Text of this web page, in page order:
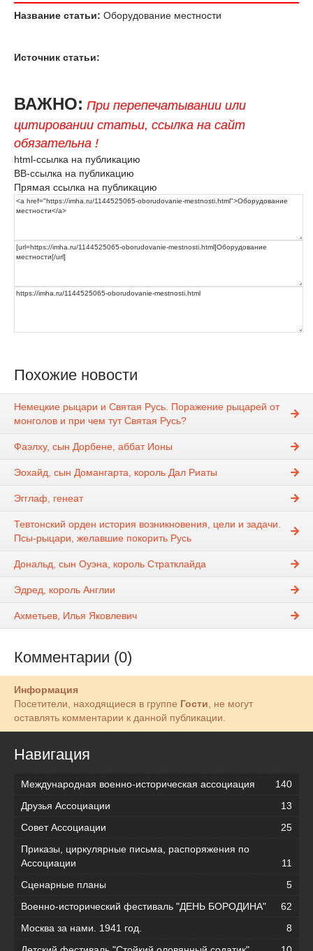
Название статьи: Оборудование местности
Источник статьи:
ВАЖНО: При перепечатывании или
цитировании статьи, ссылка на сайт
обязательна !
html-ссылка на публикацию
BB-ссылка на публикацию
Прямая ссылка на публикацию
Похожие новости
Немецкие рыцари и Святая Русь. Поражение рыцарей от
монголов и при чем тут Святая Русь?
Фаэлху, сын Дорбене, аббат Ионы
Эохайд, сын Домангарта, король Дал Риаты
Эгглаф, генеат
Тевтонский орден история возникновения, цели и задачи.
Псы-рыцари, желавшие покорить Русь
Дональд, сын Оуэна, король Стратклайда
Эдред, король Англии
Ахметьев, Илья Яковлевич
Комментарии (0)
Информация
Посетители, находящиеся в группе Гости, не могут
оставлять комментарии к данной публикации.
Навигация
Международная военно-историческая ассоциация
140
Друзья Ассоциации
13
Совет Ассоциации
25
Приказы, циркулярные письма, распоряжения по
Ассоциации
11
Сценарные планы
5
Военно-исторический фестиваль "ДЕНЬ БОРОДИНА"
62
Москва за нами. 1941 год.
8